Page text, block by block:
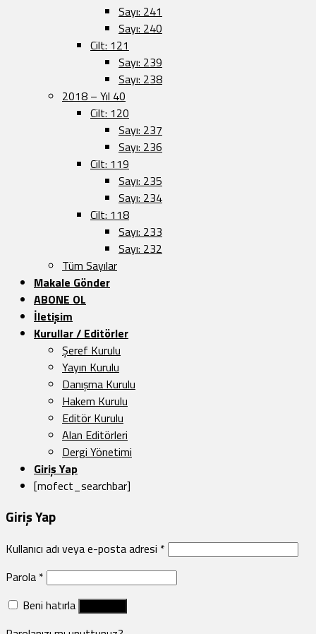
Sayı: 241
Sayı: 240
Cilt: 121
Sayı: 239
Sayı: 238
2018 – Yıl 40
Cilt: 120
Sayı: 237
Sayı: 236
Cilt: 119
Sayı: 235
Sayı: 234
Cilt: 118
Sayı: 233
Sayı: 232
Tüm Sayılar
Makale Gönder
ABONE OL
İletişim
Kurullar / Editörler
Şeref Kurulu
Yayın Kurulu
Danışma Kurulu
Hakem Kurulu
Editör Kurulu
Alan Editörleri
Dergi Yönetimi
Giriş Yap
[mofect_searchbar]
Giriş Yap
Kullanıcı adı veya e-posta adresi *
Parola *
Beni hatırla